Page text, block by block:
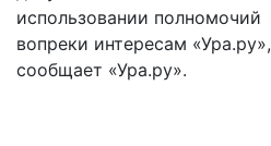
использовании полномочий
вопреки интересам «Ура.ру»,
сообщает «Ура.ру».